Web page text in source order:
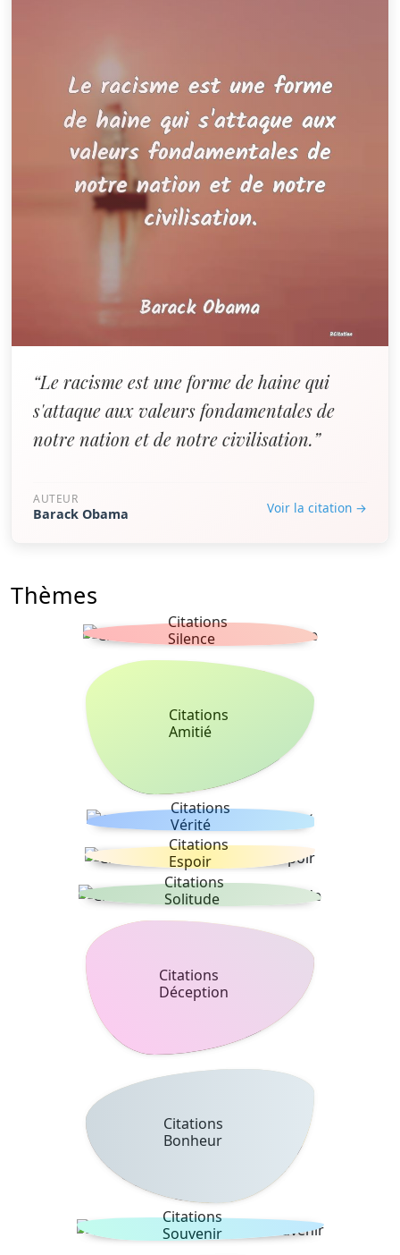
“Le racisme est une forme de haine qui
s'attaque aux valeurs fondamentales de
notre nation et de notre civilisation.”
AUTEUR
Barack Obama Voir la citation →
Thèmes
Citations
Silence
Citations
Amitié
Citations
Vérité
Citations
Espoir
Citations
Solitude
Citations
Déception
Citations
Bonheur
Citations
Souvenir